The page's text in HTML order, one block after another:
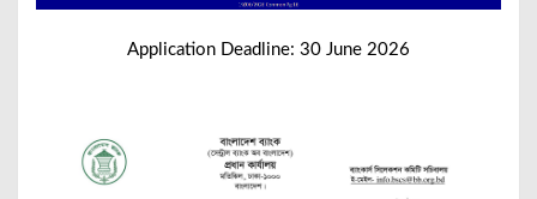
Application Deadline: 30 June 2026